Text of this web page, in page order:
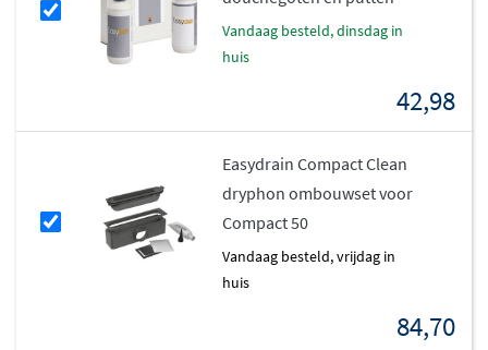
vandaag besteld, dinsdag in
huis
42,98
Easydrain Compact Clean
dryphon ombouwset voor
Compact 50
vandaag besteld, vrijdag in
huis
84,70